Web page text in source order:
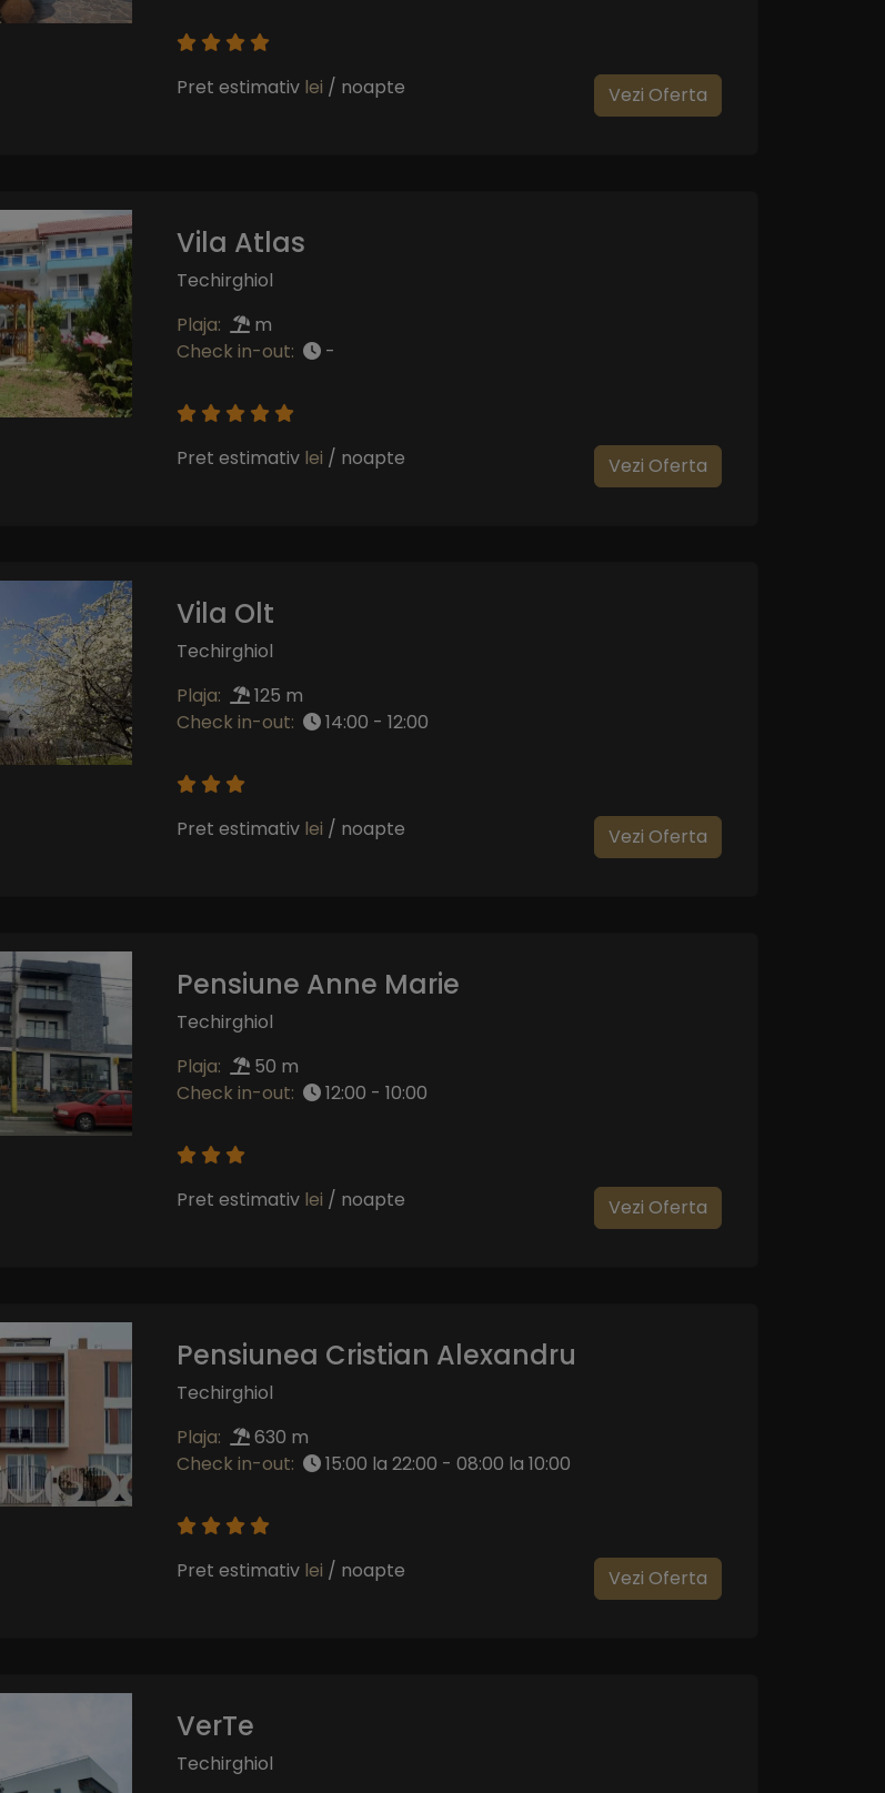
Pret estimativ lei / noapte Vezi Oferta
Vila Atlas
Techirghiol
Plaja:
m
Check in-out:
-
Pret estimativ lei / noapte Vezi Oferta
Vila Olt
Techirghiol
Plaja:
125 m
Check in-out:
14:00 - 12:00
Pret estimativ lei / noapte Vezi Oferta
Pensiune Anne Marie
Techirghiol
Plaja:
50 m
Check in-out:
12:00 - 10:00
Pret estimativ lei / noapte Vezi Oferta
Pensiunea Cristian Alexandru
Techirghiol
Plaja:
630 m
Check in-out:
15:00 la 22:00 - 08:00 la 10:00
Pret estimativ lei / noapte Vezi Oferta
VerTe
Techirghiol